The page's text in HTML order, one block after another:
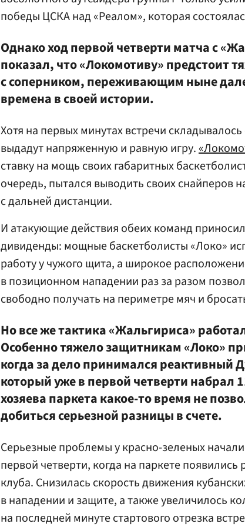
победы ЦСКА над«Реалом», которая
Однако ход первой четверти матча с
показал, что «Локомотиву» предстоит
с соперником, переживающим ныне
времена в своей истории.
Хотя на первых минутах встречи
выдадут напряженную и равную игру.
ставку на мощь своих габаритных
очередь, пытался выводить своих снайперов
с дальней дистанции.
И атакующие действия обеих команд
дивиденды: мощные баскетболисты «Локо»
работу у чужого щита, а широкое
в позиционном нападении раз за разом
свободно получать на периметре мяч и
Но все же тактика «Жальгириса»
Особенно тяжело защитникам «Локо»
когда за дело принимался реактивный
который уже в первой четверти набрал
хозяева паркета какое-то время не
добиться серьезной разницы в счете.
Серьезные проблемы у красно-зеленых
первой четверти, когда на паркете появились
клуба. Снизилась скорость движения
в нападении и защите, а также увеличилось
на последней минуте стартового отрезка